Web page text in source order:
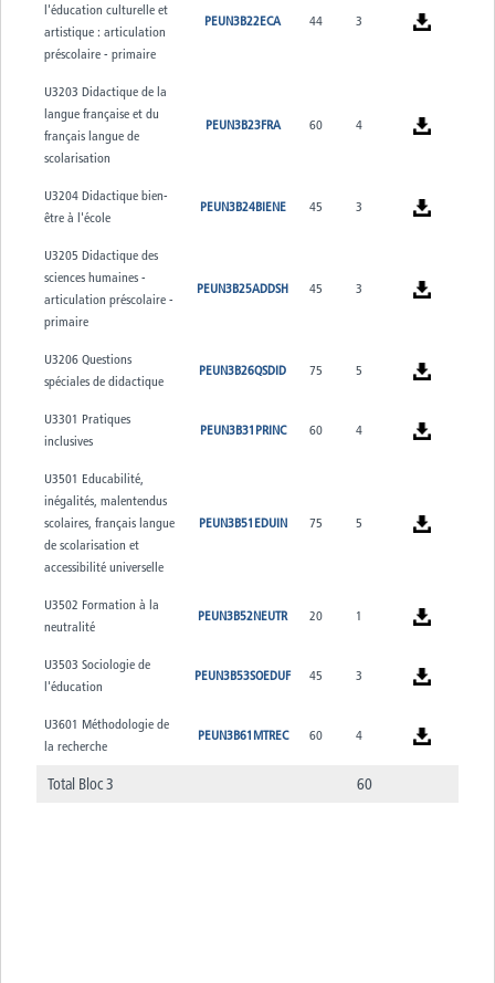
l'éducation culturelle et
artistique : articulation
préscolaire - primaire
PEUN3B22ECA 44 3
U3203 Didactique de la
langue française et du
français langue de
scolarisation
PEUN3B23FRA 60 4
U3204 Didactique bien-
être à l'école
PEUN3B24BIENE 45 3
U3205 Didactique des
sciences humaines -
articulation préscolaire -
primaire
PEUN3B25ADDSH 45 3
U3206 Questions
spéciales de didactique
PEUN3B26QSDID 75 5
U3301 Pratiques
inclusives
PEUN3B31PRINC 60 4
U3501 Educabilité,
inégalités, malentendus
scolaires, français langue
de scolarisation et
accessibilité universelle
PEUN3B51EDUIN 75 5
U3502 Formation à la
neutralité
PEUN3B52NEUTR 20 1
U3503 Sociologie de
l'éducation
PEUN3B53SOEDUF 45 3
U3601 Méthodologie de
la recherche
PEUN3B61MTREC 60 4
Total Bloc 3 60